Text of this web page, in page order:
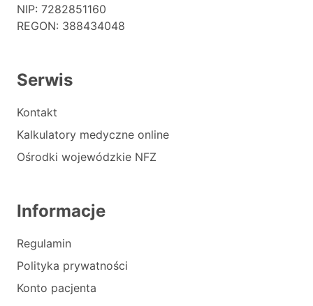
NIP: 7282851160
REGON: 388434048
Serwis
Kontakt
Kalkulatory medyczne online
Ośrodki wojewódzkie NFZ
Informacje
Regulamin
Polityka prywatności
Konto pacjenta